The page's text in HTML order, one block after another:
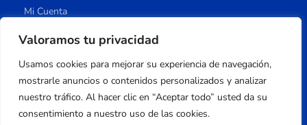
Valoramos tu privacidad
Usamos cookies para mejorar su experiencia de navegación,
mostrarle anuncios o contenidos personalizados y analizar
nuestro tráfico. Al hacer clic en “Aceptar todo” usted da su
consentimiento a nuestro uso de las cookies.
Mi Cuenta
Carrito
Lista De Deseos